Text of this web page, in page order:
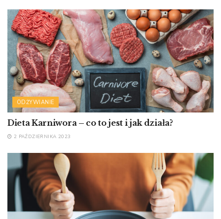
ODŻYWIANIE
Dieta Karniwora – co to jest i jak działa?
2 PAŹDZIERNIKA 2023